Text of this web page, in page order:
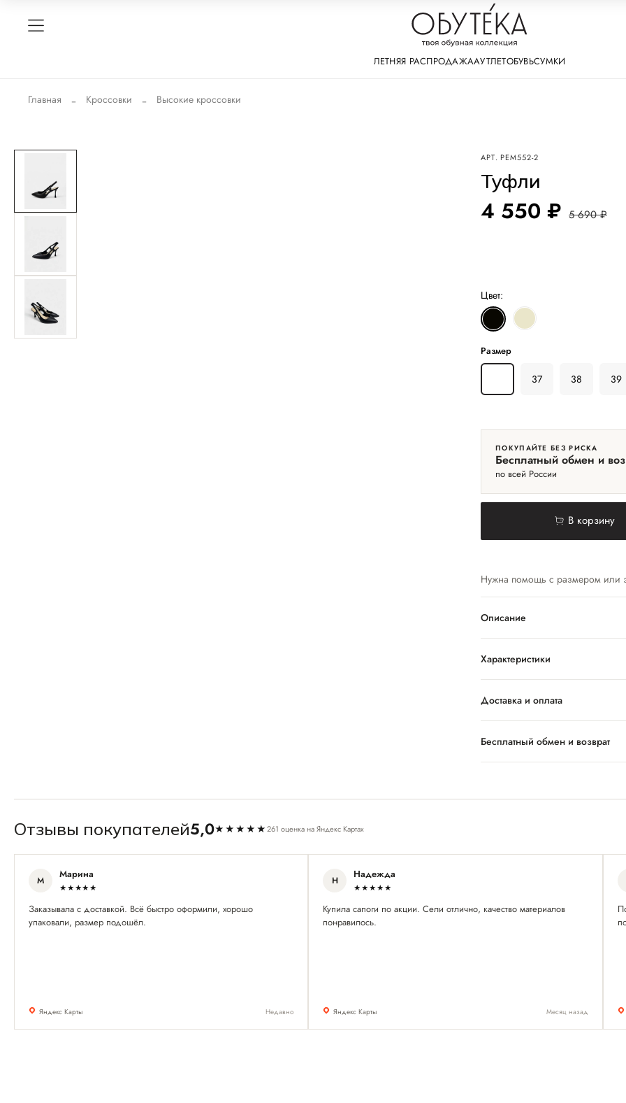
ЛЕТНЯЯ РАСПРОДАЖААУТЛЕТОБУВЬСУМКИ
Главная Кроссовки Высокие кроссовки
АРТ.PEM552-2
Туфли
4 550 ₽ 5 690 ₽
Цвет:
Размер
37 38 39
ПОКУПАЙТЕ БЕЗ РИСКА
Бесплатный обмен и
по всей России
В корзину
Нужна помощь с размером или
Описание
Характеристики
Доставка и оплата
Бесплатный обмен и возврат
Отзывы покупателей5,0★★★★★261 оценка на Яндекс Картах
М Марина
★★★★★
Заказывала с доставкой. Всё быстро оформили, хорошо
упаковали, размер подошёл.
Яндекс Карты Недавно
Н Надежда
★★★★★
Купила сапоги по акции. Сели отлично, качество материалов
понравилось.
Яндекс Карты Месяц назад